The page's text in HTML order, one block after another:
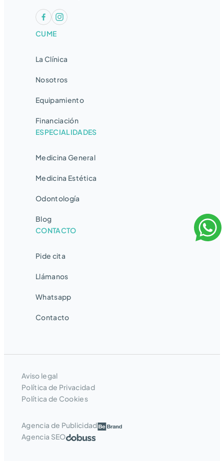
CUME
La Clínica
Nosotros
Equipamiento
Financiación
ESPECIALIDADES
Medicina General
Medicina Estética
Odontología
Blog
CONTACTO
Pide cita
Llámanos
Whatsapp
Contacto
Aviso legal
Política de Privacidad
Política de Cookies
Agencia de Publicidad
Agencia SEO